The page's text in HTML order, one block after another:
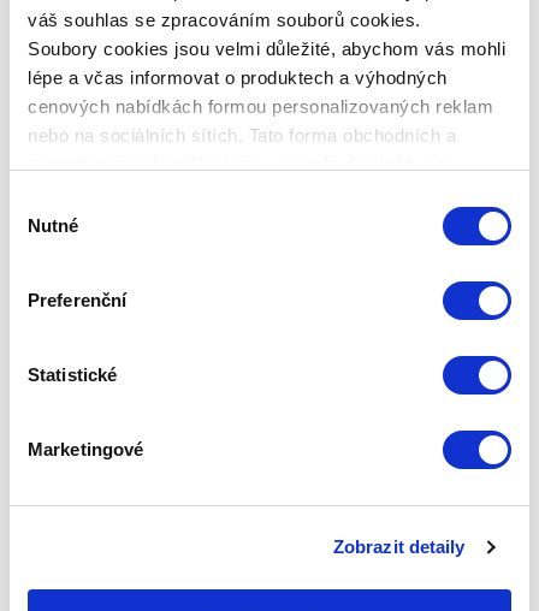
váš souhlas se zpracováním souborů cookies.
Soubory cookies jsou velmi důležité, abychom vás mohli
lépe a včas informovat o produktech a výhodných
cenových nabídkách formou personalizovaných reklam
nebo na sociálních sítích. Tato forma obchodních a
souhlasu
Nutné
Preferenční
Statistické
Marketingové
Zobrazit detaily
KÓD PRODUKTU
Z-SB16S
NÁZEV PRODUKTU
HMOTNOST CELKOVÁ
HMOSTNOST PRODUKTU